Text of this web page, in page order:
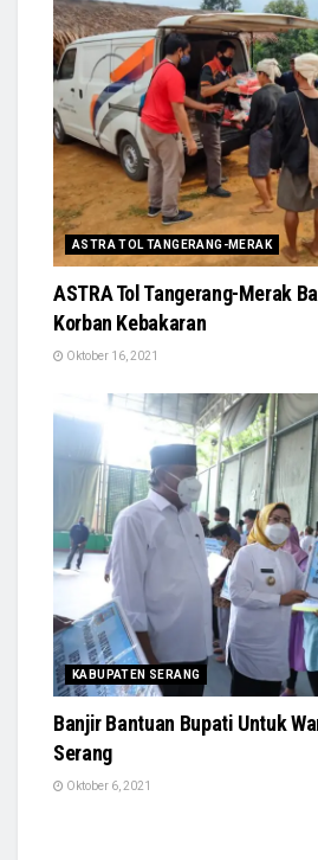
ASTRA TOL TANGERANG-MERAK
ASTRA Tol Tangerang-Merak
Korban Kebakaran
Oktober 16, 2021
KABUPATEN SERANG
Banjir Bantuan Bupati Untuk
Serang
Oktober 6, 2021